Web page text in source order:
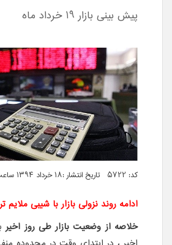
پیش بینی بازار 19 خرداد ماه
کد: 5722 تاریخ انتشار :۱۸ خرداد ۱۳۹۴ ساعت ۲۲:۲۹
ادامه روند نزولی بازار با شیبی ملایم تر
خلاصه از وضعیت بازار طی روز اخیر